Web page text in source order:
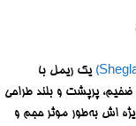
یک ریمل با
ضخیم، پرپشت و بلند طراحی
اش به‌طور موثر حجم و